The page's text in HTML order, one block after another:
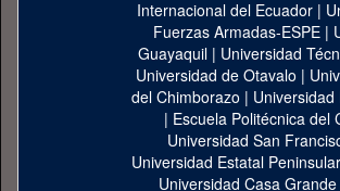
Internacional del Ecuador |
Fuerzas Armadas-ESPE |
Guayaquil| Universidad
Universidad de Otavalo |
del Chimborazo |
| Escuela Politécnica del
Universidad San
Universidad Estatal
Universidad Casa Grande